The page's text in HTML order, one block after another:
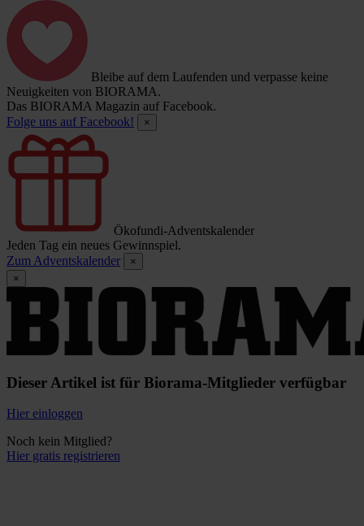
Bleibe auf dem Laufenden und verpasse keine
Neuigkeiten von BIORAMA.
Das BIORAMA Magazin auf Facebook.
Folge uns auf Facebook!
×
Ökofundi-Adventskalender
Jeden Tag ein neues Gewinnspiel.
Zum Adventskalender
×
×
Dieser Artikel ist für Biorama-Mitglieder verfügbar
Hier einloggen
Noch kein Mitglied?
Hier gratis registrieren